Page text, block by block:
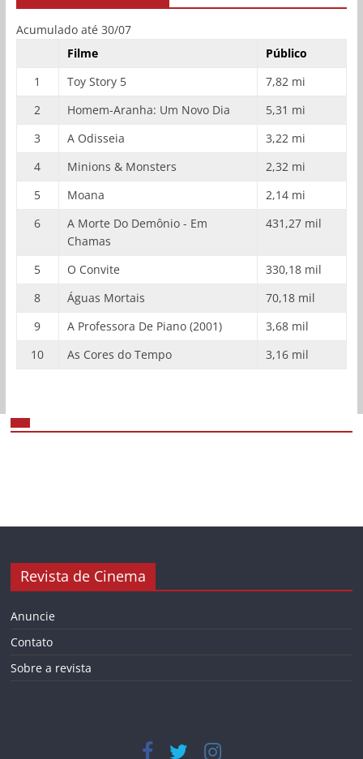
Acumulado até 30/07
Filme
Público
1
Toy Story 5
7,82 mi
2
Homem-Aranha: Um Novo Dia
5,31 mi
3
A Odisseia
3,22 mi
4
Minions & Monsters
2,32 mi
5
Moana
2,14 mi
6
A Morte Do Demônio - Em
Chamas
431,27 mil
5 O Convite
330,18 mil
8
Águas Mortais
70,18 mil
9
A Professora De Piano (2001)
3,68 mil
10
As Cores do Tempo 3,16 mil
Revista de Cinema
Anuncie
Contato
Sobre a revista